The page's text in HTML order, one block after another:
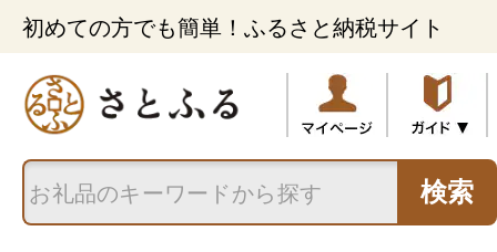
初めての方でも簡単！ふるさと納税サイト
検索